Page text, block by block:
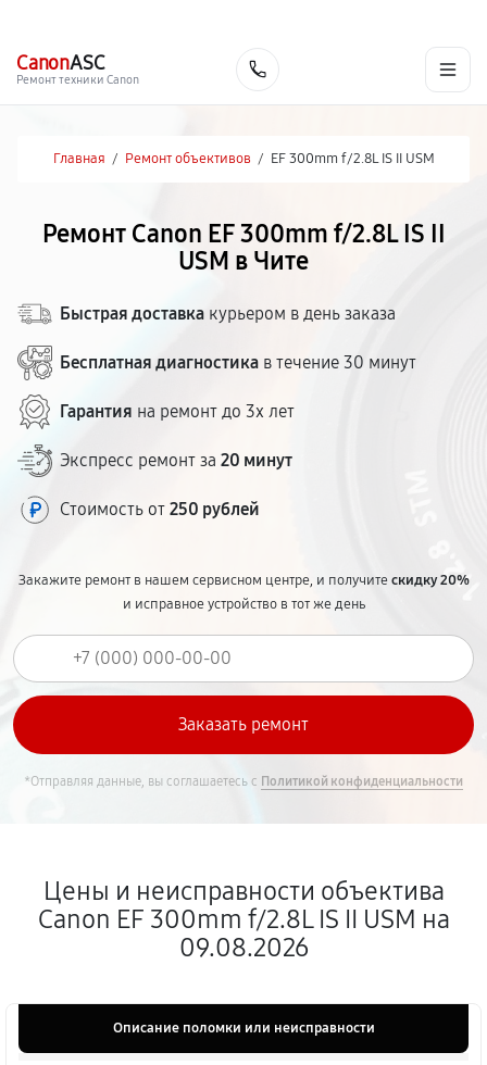
CanonASC
Ремонт техники Canon
Главная / Ремонт объективов / EF 300mm f/2.8L IS II USM
Ремонт Canon EF 300mm f/2.8L IS II
USM в Чите
Быстрая доставка курьером в день заказа
Бесплатная диагностика в течение 30 минут
Гарантия на ремонт до 3х лет
Экспресс ремонт за 20 минут
Стоимость от 250 рублей
Закажите ремонт в нашем сервисном центре, и получитескидку 20%
и исправное устройство в тот же день
*Отправляя данные, вы соглашаетесь с Политикой конфиденциальности
Цены и неисправности объектива
Canon EF 300mm f/2.8L IS II USM на
09.08.2026
Описание поломки или неисправности